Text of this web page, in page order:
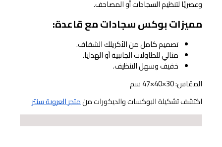
وعصريًا لتنظيم السجادات أو المصاحف.
مميزات بوكس سجادات مع قاعدة:
تصميم كامل من الأكريلك الشفاف.
مثالي للطاولات الجانبية أو الهدايا.
خفيف وسهل التنظيف.
المقاس: 30×40×47 سم
اكتشف تشكيلة البوكسات والديكورات منمتجر العروبة سنتر